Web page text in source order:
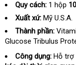
Quy cách: 1 hộp
Xuất xứ: Mỹ U.S.A.
Thành phần:
Glucose Tribulus
Công dụng: Hỗ trợ